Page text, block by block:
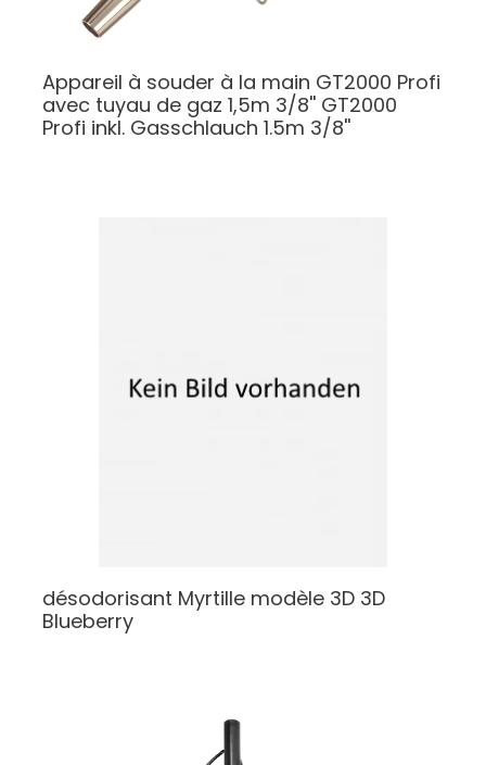
Appareil à souder à la main GT2000 Profi
avec tuyau de gaz 1,5m 3/8'' GT2000
Profi inkl. Gasschlauch 1.5m 3/8''
désodorisant Myrtille modèle 3D 3D
Blueberry